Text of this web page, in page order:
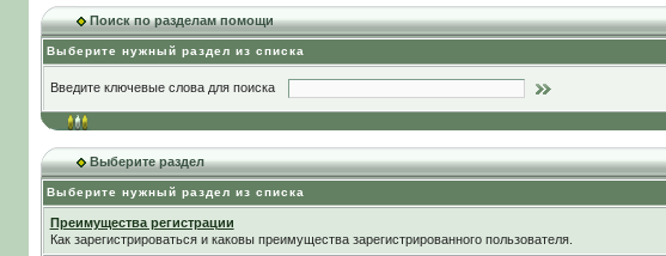
Поиск по разделам помощи
Выберите нужный раздел из списка
Введите ключевые слова для поиска
Выберите раздел
Выберите нужный раздел из списка
Преимущества регистрации
Как зарегистрироваться и каковы преимущества зарегистрированного пользователя.